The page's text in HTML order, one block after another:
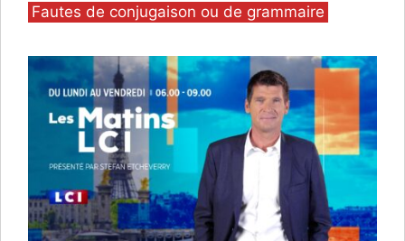
Catégories
Fautes de conjugaison ou de grammaire